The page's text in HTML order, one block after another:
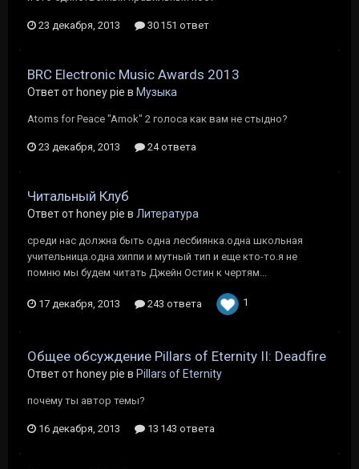
23 декабря, 2013 30 151 ответ
BRC Electronic Music Awards 2013
Ответ от honey pie в Музыка
Atoms for Peace "Amok" 2 голоса как вам не стыдно?
23 декабря, 2013 24 ответа
Читальный Клуб
Ответ от honey pie в Литература
среди нас должна быть одна лесбиянка.одна школьная
учительница.одна хиппи и мутный тип и еще кто-то.я не
помню мы будем читать Джейн Остин к чертям...
17 декабря, 2013 243 ответа 1
Общее обсуждение Pillars of Eternity II: Deadfire
Ответ от honey pie в Pillars of Eternity
почему ты автор темы?
16 декабря, 2013 13 143 ответа